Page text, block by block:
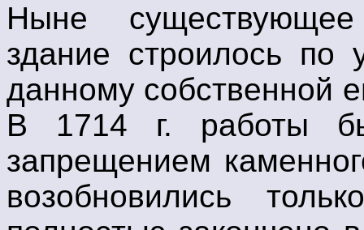
Ныне
здание строилось
данному собственной
В 1714 г. работы
запрещением
возобновились